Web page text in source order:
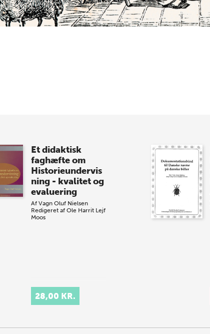
Et didaktisk
faghæfte om
Historieundervis
ning - kvalitet og
evaluering
Af Vagn Oluf Nielsen
Redigeret af Ole Harrit Lejf
Moos
28,00 KR.